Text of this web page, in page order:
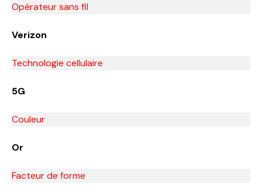
Opérateur sans fil
Verizon
Technologie cellulaire
5G
Couleur
Or
Facteur de forme